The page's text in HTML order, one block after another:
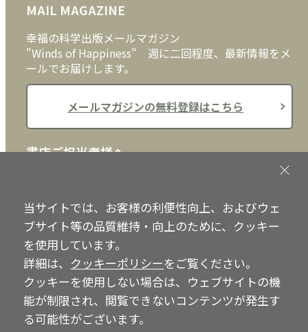
外国語
クッキーポリシー
MAIL MAGAZINE
幸福の科学出版メールマガジン
"Winds of Happiness" 週に二回程度、最新情報をメ
ールでお届けします。
メールマガジンの無料登録はこちら
書店ご担当者様へ
書店様向けに、注文書、店頭用POPなどをご用意して
い。
書店ご担当者様へ
Copyright © IRH Press Co.,Ltd. All Rights Reserved.
当サイトでは、お客様の利便性向上、およびウェ
ブサイト等の品質維持・向上のために、クッキー
を使用しています。
詳細は、 クッキーポリシーをご覧ください。
クッキーを使用しない場合は、ウェブサイトの機
能が制限され、閲覧できないコンテンツが発生す
る可能性がございます。